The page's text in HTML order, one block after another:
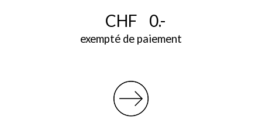
CHF 0.-
exempté de paiement